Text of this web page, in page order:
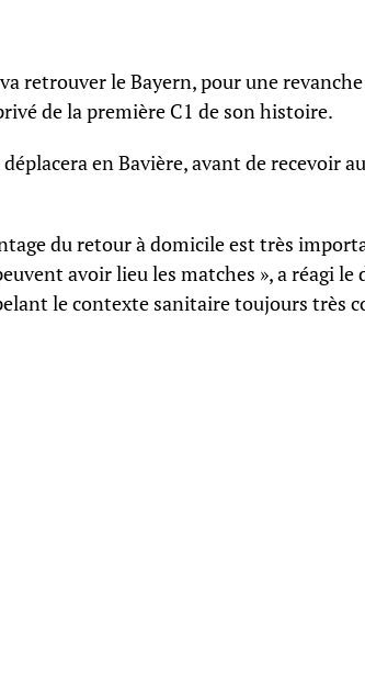
retrouver le Bayern, pour une
de la première C1 de son histoire.
en Bavière, avant de recevoir
du retour à domicile est très
avoir lieu les matches », a réagi
le contexte sanitaire toujours très